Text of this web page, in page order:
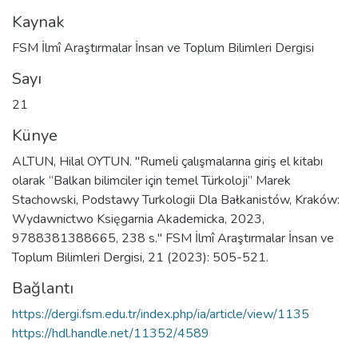
Kaynak
FSM İlmî Araştırmalar İnsan ve Toplum Bilimleri Dergisi
Sayı
21
Künye
ALTUN, Hilal OYTUN. "Rumeli çalışmalarına giriş el kitabı
olarak “Balkan bilimciler için temel Türkoloji” Marek
Stachowski, Podstawy Turkologii Dla Bałkanistów, Kraków:
Wydawnictwo Księgarnia Akademicka, 2023,
9788381388665, 238 s." FSM İlmî Araştırmalar İnsan ve
Toplum Bilimleri Dergisi, 21 (2023): 505-521.
Bağlantı
https://dergi.fsm.edu.tr/index.php/ia/article/view/1135
https://hdl.handle.net/11352/4589